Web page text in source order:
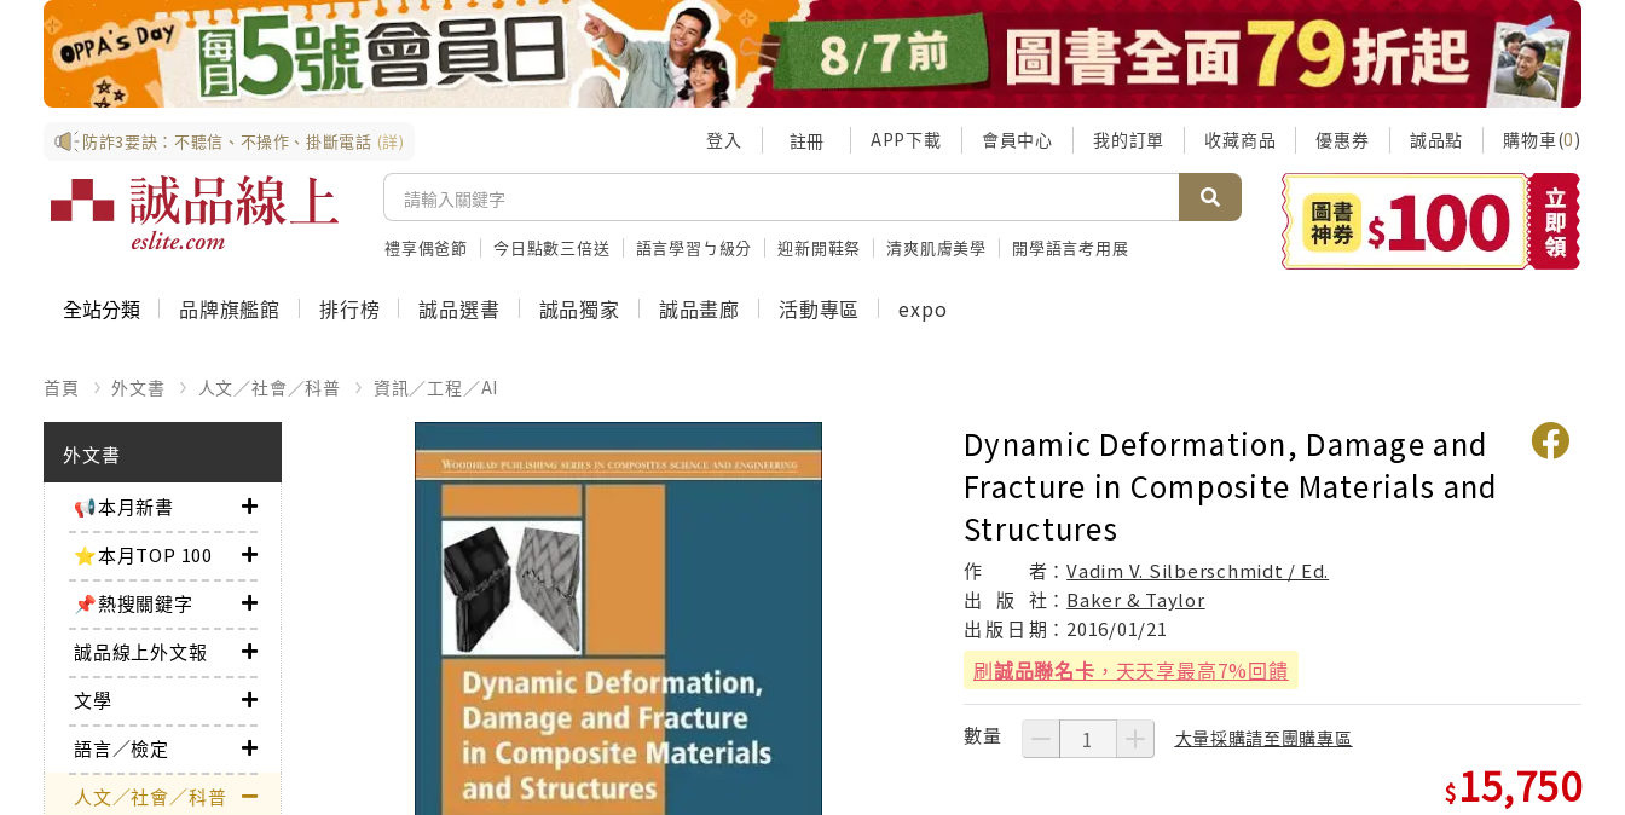
防詐3要訣：不聽信、不操作、掛斷電話 (詳) 登入 註冊 APP下載 會員中心 我的訂單 收藏商品 優惠券 誠品點 購物車(0)
禮享偶爸節 今日點數三倍送 語言學習ㄅ級分 迎新開鞋祭 清爽肌膚美學 開學語言考用展
全站分類 品牌旗艦館 排行榜 誠品選書 誠品獨家 誠品畫廊 活動專區 expo
首頁 外文書 人文／社會／科普 資訊／工程／AI
外文書
📢本月新書
⭐本月TOP 100
📌熱搜關鍵字
誠品線上外文報
文學
語言／檢定
人文／社會／科普
Dynamic Deformation, Damage and
Fracture in Composite Materials and
Structures
作 者：Vadim V. Silberschmidt / Ed.
出
版 社： Baker & Taylor
出 版 日 期： 2016/01/21
刷誠品聯名卡 ，天天享最高7%回饋
數量 大量採購請至團購專區
15,750